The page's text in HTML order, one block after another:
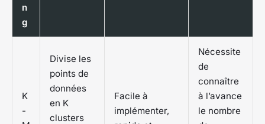
n
g
K
-
Divise les
points de
données
en K
clusters
Facile à
implémenter,
Nécessite
de
connaître
à l’avance
le nombre